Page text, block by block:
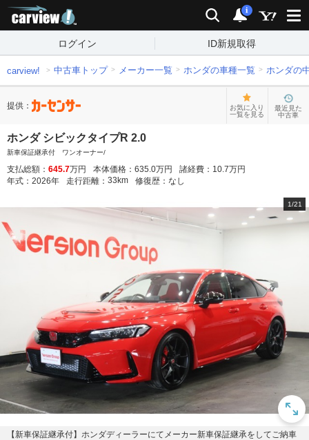
検索 通知
i
ログイン ID新規取得
carview! 中古車トップ メーカー一覧 ホンダの車種一覧 ホンダの
提供：
お気に入り
一覧を見る
最近見た
中古車
ホンダ シビックタイプR 2.0
新車保証継承付 ワンオーナー/
支払総額： 645.7万円 本体価格： 635.0万円 諸経費： 10.7万円
年式： 2026年 走行距離： 33 km 修復歴： なし
1/21
【新車保証継承付】ホンダディーラーにてメーカー新車保証継承をしてご納車